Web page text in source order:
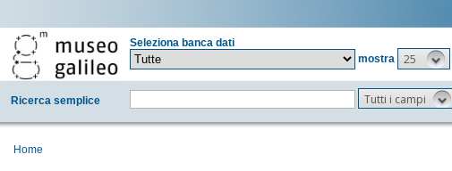
Seleziona banca dati
mostra
25
Ricerca semplice Tutti i campi
Home